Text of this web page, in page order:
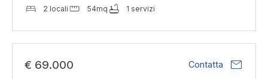
2 locali 54mq 1 servizi
€ 69.000 Contatta mail